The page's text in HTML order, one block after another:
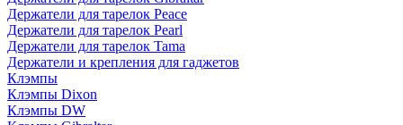
Держатели для тарелок Peace
Держатели для тарелок Pearl
Держатели для тарелок Tama
Держатели и крепления для гаджетов
Клэмпы
Клэмпы Dixon
Клэмпы DW